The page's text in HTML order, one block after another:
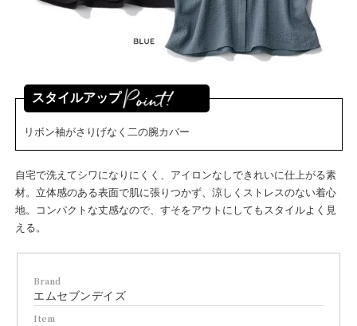
スタイルアップ
リボン袖がさりげなく二の腕カバー
自宅で洗えてシワになりにくく、アイロンなしできれいに仕上がる素
材。立体感のある表面で肌に張りつかず、涼しくストレスのない着心
地。コンパクトな丈感なので、すそをアウトにしてもスタイルよく見
える。
Brand
エムセブンデイズ
Item